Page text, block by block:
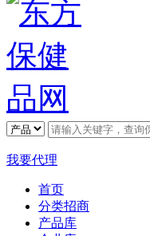
我要代理
首页
分类招商
产品库